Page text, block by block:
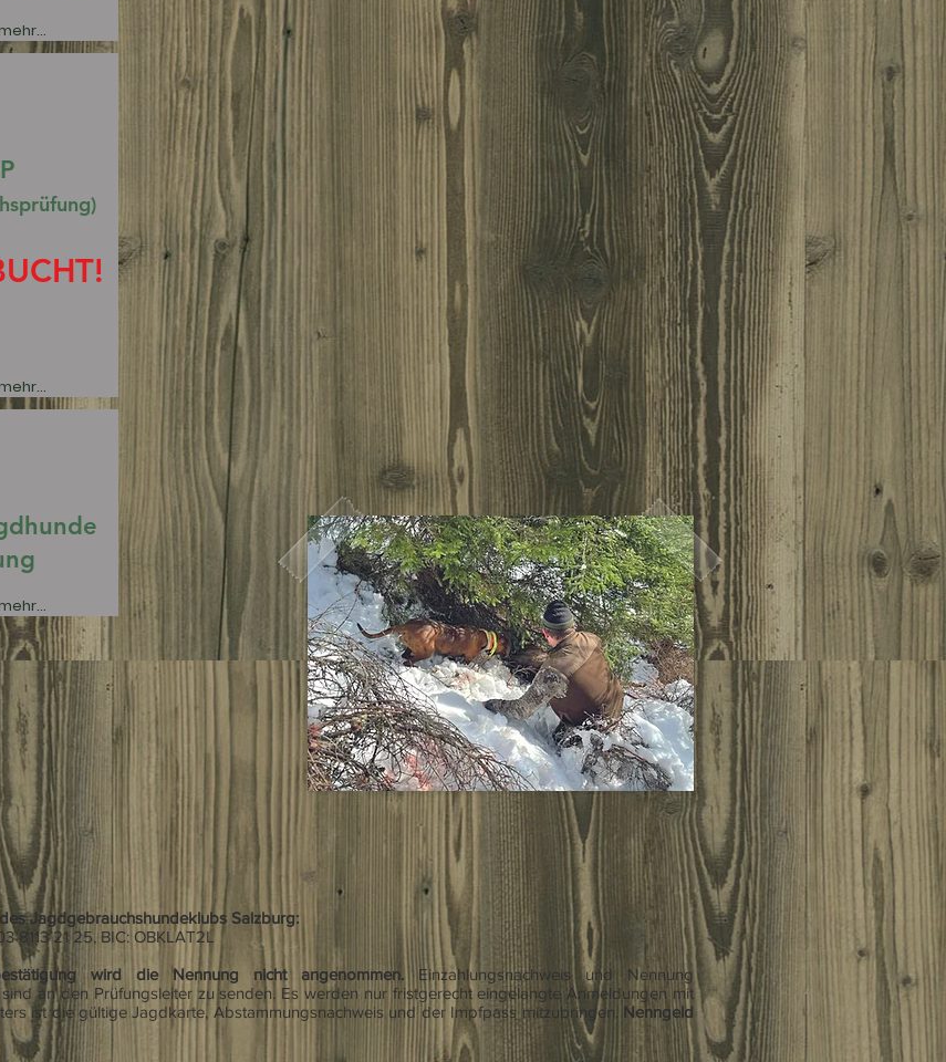
Jagdgebrauchshundeklubs Salzburg:
8113 21 25, BIC: OBKLAT2L
wird die Nennung nicht angenommen.Einzahlungsnachweis und Nennung
an den Prüfungsleiter zu senden. Es werden nur fristgerecht eingelangte Anmeldungen mit
ist die gültige Jagdkarte, Abstammungsnachweis und der Impfpass mitzubringen. Nenngeld